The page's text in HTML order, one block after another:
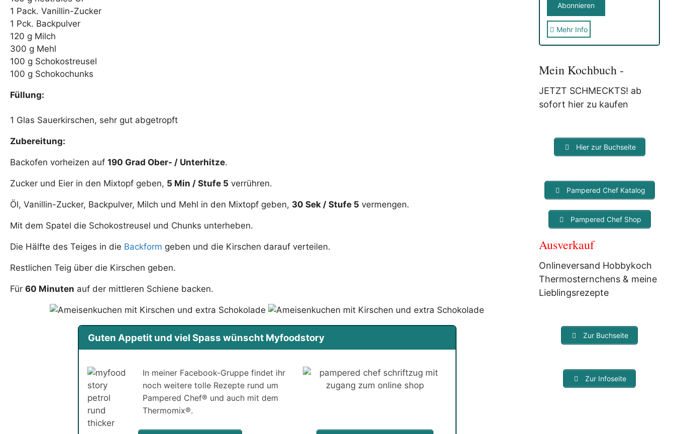
1 Pack. Vanillin-Zucker
1 Pck. Backpulver
120 g Milch
300 g Mehl
100 g Schokostreusel
100 g Schokochunks
Füllung:
1 Glas Sauerkirschen, sehr gut abgetropft
Zubereitung:
Backofen vorheizen auf 190 Grad Ober- / Unterhitze.
Zucker und Eier in den Mixtopf geben, 5 Min / Stufe 5 verrühren.
Öl, Vanillin-Zucker, Backpulver, Milch und Mehl in den Mixtopf geben, 30 Sek / Stufe 5 vermengen.
Mit dem Spatel die Schokostreusel und Chunks unterheben.
Die Hälfte des Teiges in die Backform geben und die Kirschen darauf verteilen.
Restlichen Teig über die Kirschen geben.
Für 60 Minuten auf der mittleren Schiene backen.
Guten Appetit und viel Spass wünscht Myfoodstory
In meiner Facebook-Gruppe findet ihr
noch weitere tolle Rezepte rund um
Pampered Chef® und auch mit dem
Thermomix®.
Sie erhalten nach der
Mit der Nutzung dieses
der Speicherung und
Verarbeitung Deiner Daten
werdenNICHTan Dritte
weitergegeben und dienen nur
für diesen Service!
Mehr Info
Mein Kochbuch -
JETZT SCHMECKTS! ab
sofort hier zu kaufen
Hier zur Buchseite
Pampered Chef Katalog
Pampered Chef Shop
Ausverkauf
Onlineversand Hobbykoch
Thermosternchens & meine
Lieblingsrezepte
Zur Buchseite
Zur Infoseite